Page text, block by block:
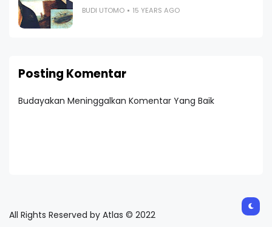
BUDI UTOMO 15 YEARS AGO
Posting Komentar
Budayakan Meninggalkan Komentar Yang Baik
All Rights Reserved by Atlas © 2022